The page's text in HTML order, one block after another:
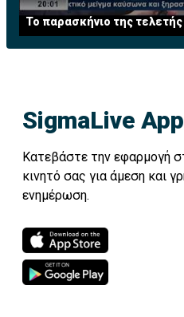
Το παρασκήνιο της
SigmaLive App
Κατεβάστε την εφαρμογή
κινητό σας για άμεση και
ενημέρωση.